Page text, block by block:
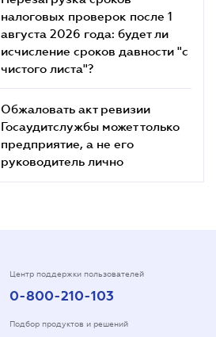
налоговых проверок после 1
августа 2026 года: будет ли
исчисление сроков давности "с
чистого листа"?
Обжаловать акт ревизии
Госаудитслужбы может только
предприятие, а не его
руководитель лично
Центр поддержки пользователей
0-800-210-103
Подбор продуктов и решений